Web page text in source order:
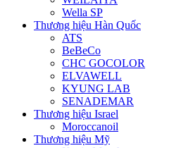
Wella SP
Thương hiệu Hàn Quốc
ATS
BeBeCo
CHC GOCOLOR
ELVAWELL
KYUNG LAB
SENADEMAR
Thương hiệu Israel
Moroccanoil
Thương hiệu Mỹ